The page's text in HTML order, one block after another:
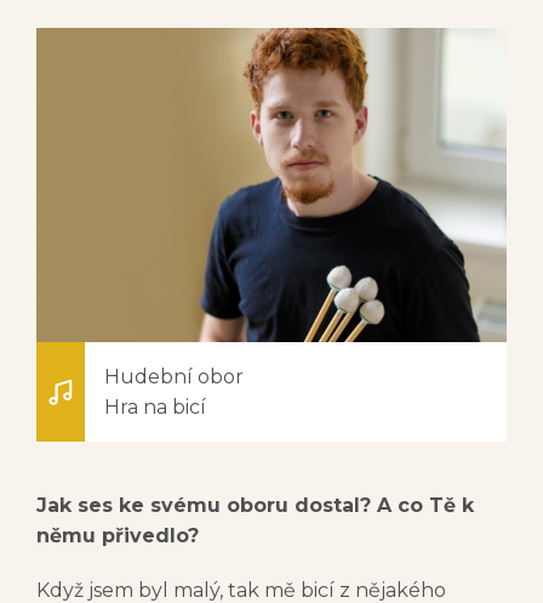
Hudební obor
Hra na bicí
Jak ses ke svému oboru dostal? A co Tě k
němu přivedlo?
Když jsem byl malý, tak mě bicí z nějakého